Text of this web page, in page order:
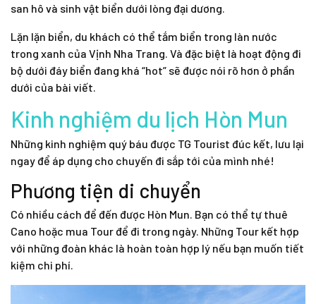
san hô và sinh vật biển dưới lòng đại dương.
Lặn lặn biển, du khách có thể tắm biển trong làn nước
trong xanh của Vịnh Nha Trang. Và đặc biệt là hoạt động đi
bộ dưới đáy biển đang khá “hot” sẽ được nói rõ hơn ở phần
dưới của bài viết.
Kinh nghiệm du lịch Hòn Mun
Những kinh nghiệm quý báu được TG Tourist đúc kết, lưu lại
ngay để áp dụng cho chuyến đi sắp tới của mình nhé!
Phương tiện di chuyển
Có nhiều cách để đến được Hòn Mun. Bạn có thể tự thuê
Cano hoặc mua Tour để đi trong ngày. Những Tour kết hợp
với những đoàn khác là hoàn toàn hợp lý nếu bạn muốn tiết
kiệm chi phí.